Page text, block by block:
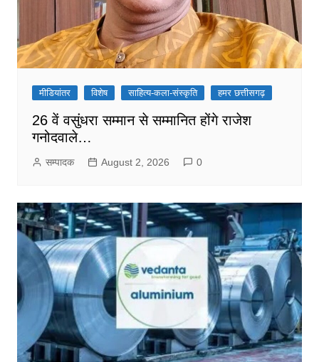
मीडियांतर विशेष साहित्य-कला-संस्कृति हमर छत्तीसगढ़
26 वें वसुंधरा सम्मान से सम्मानित होंगे राजेश
गनोदवाले…
सम्पादक August 2, 2026 0